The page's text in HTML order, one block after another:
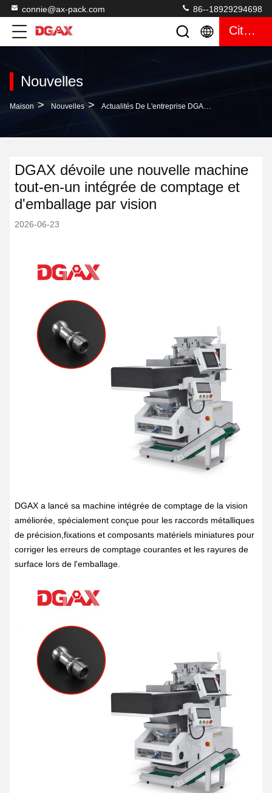
connie@ax-pack.com 86--18929294698
Citation
Nouvelles
Maison > Nouvelles > Actualités De L'entreprise DGAX Dévoile Une Nouvelle Machine Tout-En-Un Intégrée De Comptage Et D'emballage Par Vision
DGAX dévoile une nouvelle machine
tout-en-un intégrée de comptage et
d'emballage par vision
2026-06-23
DGAX a lancé sa machine intégrée de comptage de la vision
améliorée, spécialement conçue pour les raccords métalliques
de précision,fixations et composants matériels miniatures pour
corriger les erreurs de comptage courantes et les rayures de
surface lors de l'emballage.